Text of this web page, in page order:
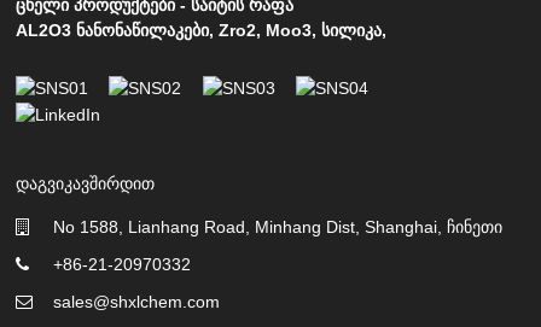
ცხელი პროდუქტები -საიტის რაფა
AL2O3 ნანონაწილაკები,Zro2, Moo3,სილიკა,
ᲓᲐᲒᲕᲘᲙᲐᲕᲨᲘᲠᲓᲘᲗ
No 1588, Lianhang Road, Minhang Dist, Shanghai, ჩინეთი
+86-21-20970332
sales@shxlchem.com